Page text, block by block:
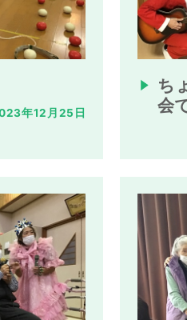
年12月25日
ち
会